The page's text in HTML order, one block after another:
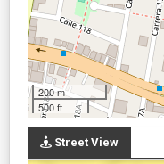
200 m
500 ft
Street View